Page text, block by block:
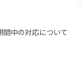
間中の対応について